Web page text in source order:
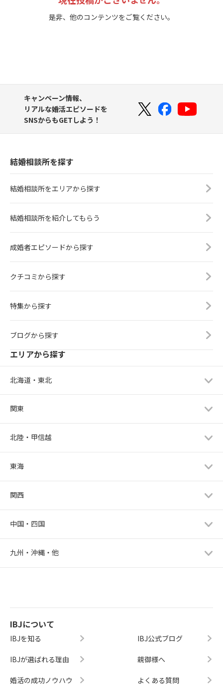
是非、他のコンテンツをご覧ください。
キャンペーン情報、
リアルな婚活エピソードを
SNSからもGETしよう！
結婚相談所を探す
結婚相談所をエリアから探す
結婚相談所を紹介してもらう
成婚者エピソードから探す
クチコミから探す
特集から探す
ブログから探す
エリアから探す
北海道・東北
関東
北陸・甲信越
東海
関西
中国・四国
九州・沖縄・他
IBJについて
IBJを知る
IBJが選ばれる理由
婚活の成功ノウハウ
IBJ公式ブログ
親御様へ
よくある質問